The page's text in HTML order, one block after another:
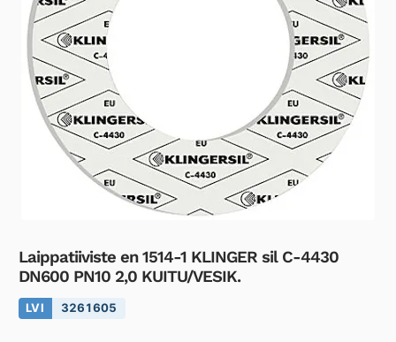
Laippatiiviste en 1514-1 KLINGER sil C-4430
DN600 PN10 2,0 KUITU/VESIK.
LVI 3261605